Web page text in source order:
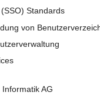
Standards
von
Informatik AG